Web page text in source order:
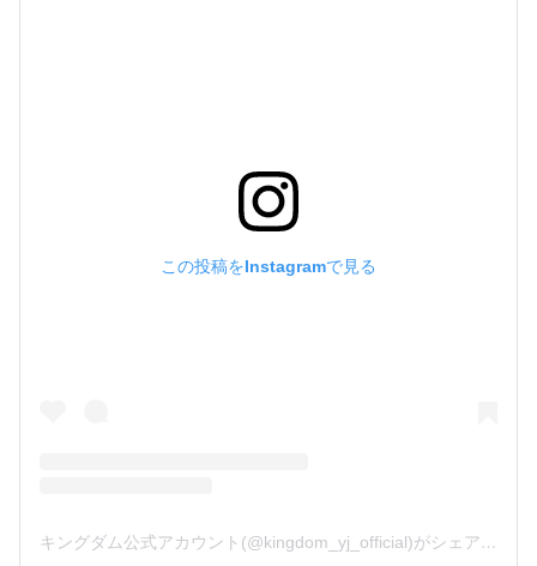
この投稿をInstagramで見る
キングダム公式アカウント(@kingdom_yj_official)がシェアした投稿